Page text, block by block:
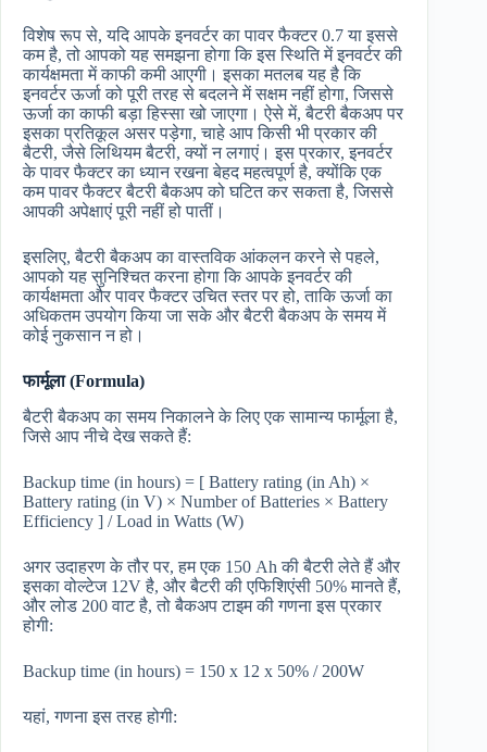
विशेष रूप से, यदि आपके इनवर्टर का पावर फैक्टर 0.7 या इससे
कम है, तो आपको यह समझना होगा कि इस स्थिति में इनवर्टर की
कार्यक्षमता में काफी कमी आएगी। इसका मतलब यह है कि
इनवर्टर ऊर्जा को पूरी तरह से बदलने में सक्षम नहीं होगा, जिससे
ऊर्जा का काफी बड़ा हिस्सा खो जाएगा। ऐसे में, बैटरी बैकअप पर
इसका प्रतिकूल असर पड़ेगा, चाहे आप किसी भी प्रकार की
बैटरी, जैसे लिथियम बैटरी, क्यों न लगाएं। इस प्रकार, इनवर्टर
के पावर फैक्टर का ध्यान रखना बेहद महत्वपूर्ण है, क्योंकि एक
कम पावर फैक्टर बैटरी बैकअप को घटित कर सकता है, जिससे
आपकी अपेक्षाएं पूरी नहीं हो पातीं।
इसलिए, बैटरी बैकअप का वास्तविक आंकलन करने से पहले,
आपको यह सुनिश्चित करना होगा कि आपके इनवर्टर की
कार्यक्षमता और पावर फैक्टर उचित स्तर पर हो, ताकि ऊर्जा का
अधिकतम उपयोग किया जा सके और बैटरी बैकअप के समय में
कोई नुकसान न हो।
फार्मूला (Formula)
बैटरी बैकअप का समय निकालने के लिए एक सामान्य फार्मूला है,
जिसे आप नीचे देख सकते हैं:
Backup time (in hours) = [ Battery rating (in Ah) ×
Battery rating (in V) × Number of Batteries × Battery
Efficiency ] / Load in Watts (W)
अगर उदाहरण के तौर पर, हम एक 150 Ah की बैटरी लेते हैं और
इसका वोल्टेज 12V है, और बैटरी की एफिशिएंसी 50% मानते हैं,
और लोड 200 वाट है, तो बैकअप टाइम की गणना इस प्रकार
होगी:
Backup time (in hours) = 150 x 12 x 50% / 200W
यहां, गणना इस तरह होगी: